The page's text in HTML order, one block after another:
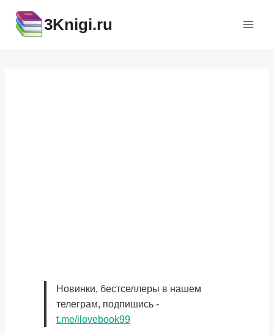
содержимому
3Knigi.ru
Новинки, бестселлеры в нашем
телеграм, подпишись -
t.me/ilovebook99